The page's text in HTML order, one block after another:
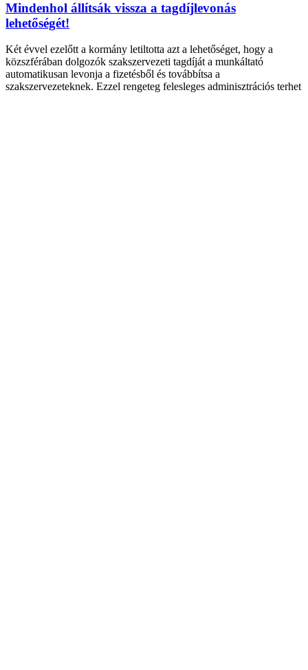
Mindenhol állítsák vissza a tagdíjlevonás
lehetőségét!
Két évvel ezelőtt a kormány letiltotta azt a lehetőséget, hogy a
közszférában dolgozók szakszervezeti tagdíját a munkáltató
automatikusan levonja a fizetésből és továbbítsa a
szakszervezeteknek. Ezzel rengeteg felesleges adminisztrációs terhet